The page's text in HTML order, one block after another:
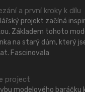
a první kroky k dílu
projekt začíná
Základem tohoto
na starý dům, který
Fascinovala
project
modelového baráčku